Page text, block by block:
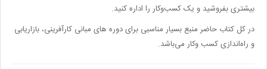
بیشتری بفروشید و یک کسب‌وکار را اداره کنید.
در کل کتاب حاضر منبع بسیار مناسبی برای دوره های مبانی کارآفرینی، بازاریابی
و راه‌اندازی کسب وکار می‌باشد.